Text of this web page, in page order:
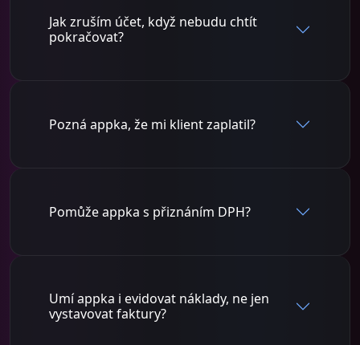
Jak zruším účet, když nebudu chtít
pokračovat?
Pozná appka, že mi klient zaplatil?
Pomůže appka s přiznáním DPH?
Umí appka i evidovat náklady, ne jen
vystavovat faktury?